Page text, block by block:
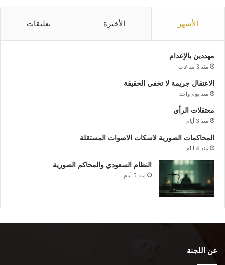
الأشهر الأخيرة تعليقات
مهددين بالإعدام
منذ 3 ساعات
الاعتقال جريمة لا تخفي الحقيقة
منذ يوم واحد
معتقلات الرأي
منذ 3 أيام
المحاكمات الصورية لاسكات الاصوات المستقلة
منذ 4 أيام
النظام السعودي والمحاكم الصورية
منذ 5 أيام
عن اللجنة